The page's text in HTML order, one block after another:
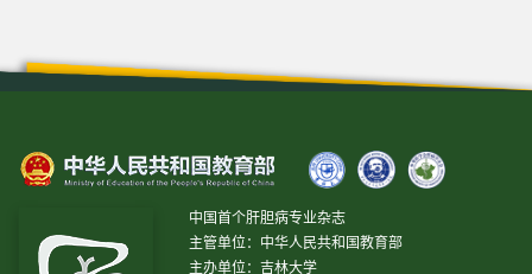
中国首个肝胆病专业杂志
主管单位：中华人民共和国教育部
主办单位：吉林大学